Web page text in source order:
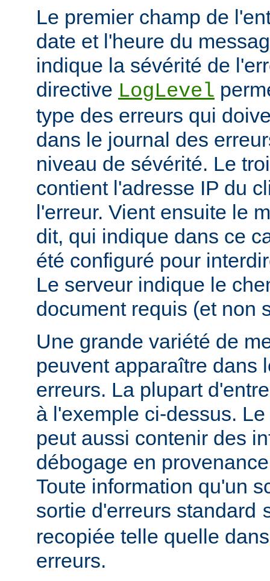
Le premier champ de
date et l'heure du
indique la sévérité de
directive LogLevel
type des erreurs qui
dans le journal des
niveau de sévérité. Le
contient l'adresse IP du
l'erreur. Vient ensuite le
dit, qui indique dans ce
été configuré pour
Le serveur indique le
document requis (et non
Une grande variété de
peuvent apparaître dans
erreurs. La plupart
à l'exemple ci-dessus.
peut aussi contenir des
débogage en
Toute information qu'un
sortie d'erreurs standard
recopiée telle quelle
erreurs.